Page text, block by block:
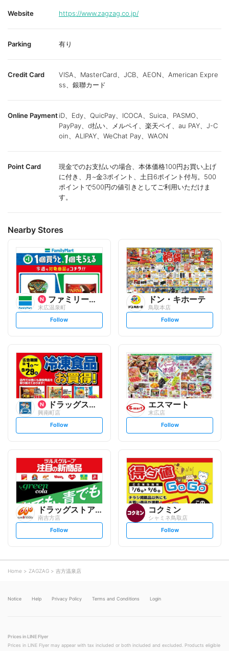
Website https://www.zagzag.co.jp/
Parking 有り
Credit Card
VISA、MasterCard、JCB、AEON、American Expre
ss、銀聯カード
Online PaymentiD、Edy、QuicPay、ICOCA、Suica、PASMO、
PayPay、d払い、メルペイ、楽天ペイ、au PAY、J-C
oin、ALIPAY、WeChat Pay、WAON
Point Card
現金でのお支払いの場合、本体価格100円お買い上げ
に付き、月~金3ポイント、土日6ポイント付与。500
ポイントで500円の値引きとしてご利用いただけま
す。
Nearby Stores
ファミリーマート
末広温泉町
s
t
l
o
w
Follow
ドン・キホーテ
鳥取本店
s
t
l
o
w
Follow
ドラッグストアエース
興南町店
s
t
l
o
w
Follow
エスマート
末広店
s
t
l
o
w
Follow
ドラッグストアウェルネス
南吉方店
s
t
o
w
Follow
コクミン
シャミネ鳥取店
s
t
Follow
Home ZAGZAG 吉方温泉店
Notice Help Privacy Policy Terms and Conditions Login
Prices in LINE Flyer
Prices in LINE Flyer may appear with tax included or both included and excluded. Products eligible